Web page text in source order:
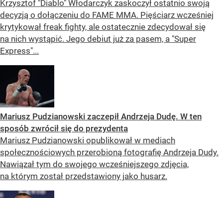
Krzysztof "Diablo" Włodarczyk zaskoczył ostatnio swoją
decyzją o dołączeniu do FAME MMA. Pięściarz wcześniej
krytykował freak fighty, ale ostatecznie zdecydował się
na nich wystąpić. Jego debiut już za pasem, a "Super
Express"...
Mariusz Pudzianowski zaczepił Andrzeja Dudę. W ten
sposób zwrócił się do prezydenta
Mariusz Pudzianowski opublikował w mediach
społecznościowych przerobioną fotografię Andrzeja Dudy.
Nawiązał tym do swojego wcześniejszego zdjęcia,
na którym został przedstawiony jako husarz.